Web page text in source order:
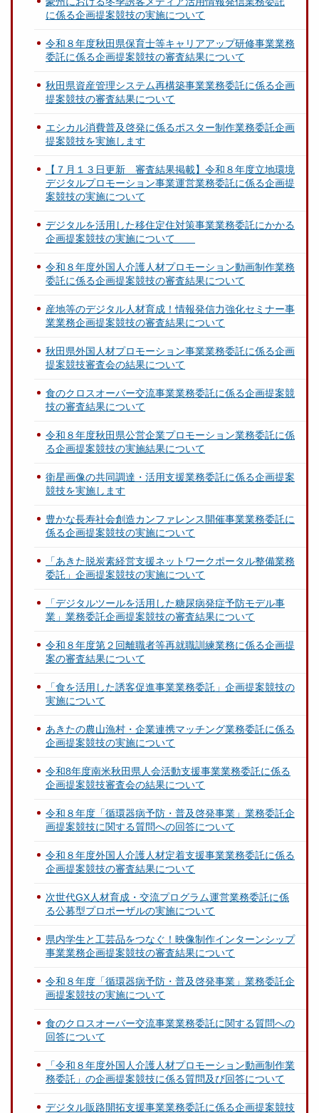
に係る企画提案競技の実施について
令和８年度秋田県保育士等キャリアアップ研修事業業務
委託に係る企画提案競技の審査結果について
秋田県資産管理システム再構築事業業務委託に係る企画
提案競技の審査結果について
エシカル消費普及啓発に係るポスター制作業務委託企画
提案競技を実施します
【７月１３日更新 審査結果掲載】令和８年度立地環境
デジタルプロモーション事業運営業務委託に係る企画提
案競技の実施について
デジタルを活用した移住定住対策事業業務委託にかかる
企画提案競技の実施について
令和８年度外国人介護人材プロモーション動画制作業務
委託に係る企画提案競技の審査結果について
産地等のデジタル人材育成！情報発信力強化セミナー事
業業務企画提案競技の審査結果について
秋田県外国人材プロモーション事業業務委託に係る企画
提案競技審査会の結果について
食のクロスオーバー交流事業業務委託に係る企画提案競
技の審査結果について
令和８年度秋田県公営企業プロモーション業務委託に係
る企画提案競技の実施結果について
衛星画像の共同調達・活用支援業務委託に係る企画提案
競技を実施します
豊かな長寿社会創造カンファレンス開催事業業務委託に
係る企画提案競技の実施について
「あきた脱炭素経営支援ネットワークポータル整備業務
委託」企画提案競技の実施について
「デジタルツールを活用した糖尿病発症予防モデル事
業」業務委託企画提案競技の審査結果について
令和８年度第２回離職者等再就職訓練業務に係る企画提
案の審査結果について
「食を活用した誘客促進事業業務委託」企画提案競技の
実施について
あきたの農山漁村・企業連携マッチング業務委託に係る
企画提案競技の実施について
令和8年度南米秋田県人会活動支援事業業務委託に係る
企画提案競技審査会の結果について
令和８年度「循環器病予防・普及啓発事業」業務委託企
画提案競技に関する質問への回答について
令和８年度外国人介護人材定着支援事業業務委託に係る
企画提案競技の審査結果について
次世代GX人材育成・交流プログラム運営業務委託に係
る公募型プロポーザルの実施について
県内学生と工芸品をつなぐ！映像制作インターンシップ
事業業務企画提案競技の審査結果について
令和８年度「循環器病予防・普及啓発事業」業務委託企
画提案競技の実施について
食のクロスオーバー交流事業業務委託に関する質問への
回答について
「令和８年度外国人介護人材プロモーション動画制作業
務委託」の企画提案競技に係る質問及び回答について
デジタル販路開拓支援事業業務委託に係る企画提案競技